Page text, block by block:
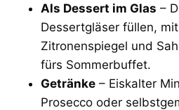
Als Dessert im Glas –
Dessertgläser füllen,
Zitronenspiegel und
fürs Sommerbuffet.
Getränke – Eiskalter
Prosecco oder